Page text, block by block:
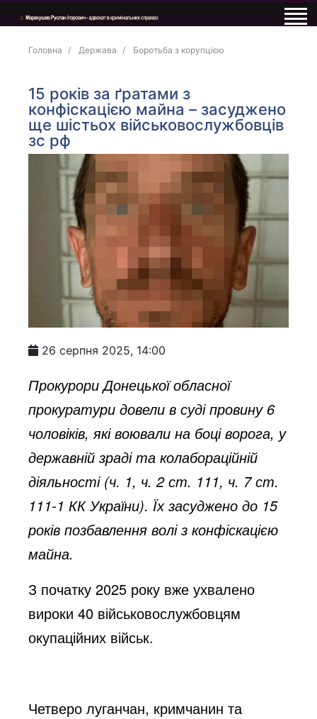
Головна Держава Боротьба з корупцією
15 років за ґратами з
конфіскацією майна – засуджено
ще шістьох військовослужбовців
зс рф
26 серпня 2025, 14:00
Прокурори Донецької обласної
прокуратури довели в суді провину 6
чоловіків, які воювали на боці ворога, у
державній зраді та колабораційній
діяльності (ч. 1, ч. 2 ст. 111, ч. 7 ст.
111-1 КК України). Їх засуджено до 15
років позбавлення волі з конфіскацією
майна.
З початку 2025 року вже ухвалено
вироки 40 військовослужбовцям
окупаційних військ.
Четверо луганчан, кримчанин та